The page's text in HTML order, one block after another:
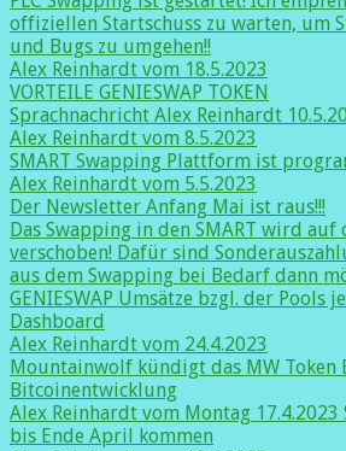
offiziellen Startschuss zu warten, um
und Bugs zu umgehen!!
Alex Reinhardt vom 18.5.2023
VORTEILE GENIESWAP TOKEN
Sprachnachricht Alex Reinhardt
Alex Reinhardt vom 8.5.2023
SMART Swapping Plattform ist
Alex Reinhardt vom 5.5.2023
Der Newsletter Anfang Mai ist raus!!!
Das Swapping in den SMART wird auf
verschoben! Dafür sind
aus dem Swapping bei Bedarf dann
GENIESWAP Umsätze bzgl. der Pools
Dashboard
Alex Reinhardt vom 24.4.2023
Mountainwolf kündigt das MW Token
Bitcoinentwicklung
Alex Reinhardt vom Montag 17.4.2023
bis Ende April kommen